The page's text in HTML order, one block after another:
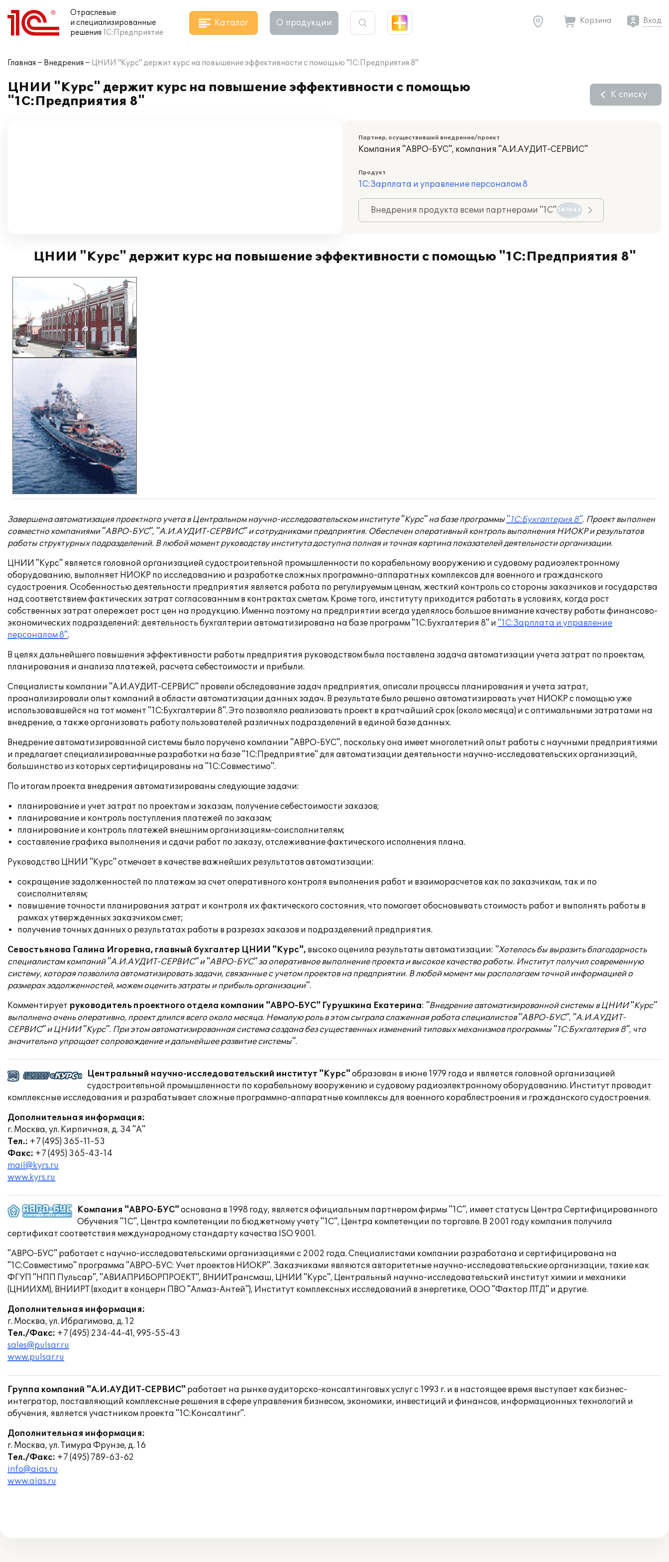
Отраслевые
и специализированные
решения 1С:Предприятие
Каталог О продукции Корзина Вход
Главная Внедрения ЦНИИ "Курс" держит курс на повышение эффективности с помощью "1С:Предприятия 8"
ЦНИИ "Курс" держит курс на повышение эффективности с помощью
"1С:Предприятия 8"
К списку
Партнер, осуществивший внедрение/проект
Компания "АВРО-БУС", компания "А.И.АУДИТ-СЕРВИС"
Продукт
1С:Зарплата и управление персоналом 8
Внедрения продукта всеми партнерами "1С" 147043
ЦНИИ "Курс" держит курс на повышение эффективности с помощью "1С:Предприятия 8"
Завершена автоматизация проектного учета в Центральном научно-исследовательском институте "Курс" на базе программы "1С:Бухгалтерия 8". Проект выполнен
совместно компаниями "АВРО-БУС", "А.И.АУДИТ-СЕРВИС" и сотрудниками предприятия. Обеспечен оперативный контроль выполнения НИОКР и результатов
работы структурных подразделений. В любой момент руководству института доступна полная и точная картина показателей деятельности организации.
ЦНИИ "Курс" является головной организацией судостроительной промышленности по корабельному вооружению и судовому радиоэлектронному
оборудованию, выполняет НИОКР по исследованию и разработке сложных программно-аппаратных комплексов для военного и гражданского
судостроения. Особенностью деятельности предприятия является работа по регулируемым ценам, жесткий контроль со стороны заказчиков и государства
над соответствием фактических затрат согласованным в контрактах сметам. Кроме того, институту приходится работать в условиях, когда рост
собственных затрат опережает рост цен на продукцию. Именно поэтому на предприятии всегда уделялось большое внимание качеству работы финансово-
экономических подразделений: деятельность бухгалтерии автоматизирована на базе программ "1С:Бухгалтерия 8" и "1С:Зарплата и управление
персоналом 8".
В целях дальнейшего повышения эффективности работы предприятия руководством была поставлена задача автоматизации учета затрат по проектам,
планирования и анализа платежей, расчета себестоимости и прибыли.
Специалисты компании "А.И.АУДИТ-СЕРВИС" провели обследование задач предприятия, описали процессы планирования и учета затрат,
проанализировали опыт компаний в области автоматизации данных задач. В результате было решено автоматизировать учет НИОКР с помощью уже
использовавшейся на тот момент "1С:Бухгалтерии 8". Это позволяло реализовать проект в кратчайший срок (около месяца) и с оптимальными затратами на
внедрение, а также организовать работу пользователей различных подразделений в единой базе данных.
Внедрение автоматизированной системы было поручено компании "АВРО-БУС", поскольку она имеет многолетний опыт работы с научными предприятиями
и предлагает специализированные разработки на базе "1С:Предприятие" для автоматизации деятельности научно-исследовательских организаций,
большинство из которых сертифицированы на "1С:Совместимо".
По итогам проекта внедрения автоматизированы следующие задачи:
планирование и учет затрат по проектам и заказам, получение себестоимости заказов;
планирование и контроль поступления платежей по заказам;
планирование и контроль платежей внешним организациям-соисполнителям;
составление графика выполнения и сдачи работ по заказу, отслеживание фактического исполнения плана.
Руководство ЦНИИ "Курс" отмечает в качестве важнейших результатов автоматизации:
сокращение задолженностей по платежам за счет оперативного контроля выполнения работ и взаиморасчетов как по заказчикам, так и по
соисполнителям;
повышение точности планирования затрат и контроля их фактического состояния, что помогает обосновывать стоимость работ и выполнять работы в
рамках утвержденных заказчиком смет;
получение точных данных о результатах работы в разрезах заказов и подразделений предприятия.
Севостьянова Галина Игоревна, главный бухгалтер ЦНИИ "Курс", высоко оценила результаты автоматизации: "Хотелось бы выразить благодарность
специалистам компаний "А.И.АУДИТ-СЕРВИС" и "АВРО-БУС" за оперативное выполнение проекта и высокое качество работы. Институт получил современную
систему, которая позволила автоматизировать задачи, связанные с учетом проектов на предприятии. В любой момент мы располагаем точной информацией о
размерах задолженностей, можем оценить затраты и прибыль организации".
Комментирует руководитель проектного отдела компании "АВРО-БУС" Гурушкина Екатерина: "Внедрение автоматизированной системы в ЦНИИ "Курс"
выполнено очень оперативно, проект длился всего около месяца. Немалую роль в этом сыграла слаженная работа специалистов "АВРО-БУС", "А.И.АУДИТ-
СЕРВИС" и ЦНИИ "Курс". При этом автоматизированная система создана без существенных изменений типовых механизмов программы "1С:Бухгалтерия 8", что
значительно упрощает сопровождение и дальнейшее развитие системы".
Центральный научно-исследовательский институт "Курс" образован в июне 1979 года и является головной организацией
судостроительной промышленности по корабельному вооружению и судовому радиоэлектронному оборудованию. Институт проводит
комплексные исследования и разрабатывает сложные программно-аппаратные комплексы для военного кораблестроения и гражданского судостроения.
Дополнительная информация:
г. Москва, ул. Кирпичная, д. 34 "А"
Тел.: +7 (495) 365-11-53
Факс: +7 (495) 365-43-14
mail@kyrs.ru
www.kyrs.ru
Компания "АВРО-БУС" основана в 1998 году, является официальным партнером фирмы "1С", имеет статусы Центра Сертифицированного
Обучения "1С", Центра компетенции по бюджетному учету "1С", Центра компетенции по торговле. В 2001 году компания получила
сертификат соответствия международному стандарту качества ISO 9001.
"АВРО-БУС" работает с научно-исследовательскими организациями с 2002 года. Специалистами компании разработана и сертифицирована на
"1С:Совместимо" программа "АВРО-БУС: Учет проектов НИОКР". Заказчиками являются авторитетные научно-исследовательские организации, такие как
ФГУП "НПП Пульсар", "АВИАПРИБОРПРОЕКТ", ВНИИТрансмаш, ЦНИИ "Курс", Центральный научно-исследовательский институт химии и механики
(ЦНИИХМ), ВНИИРТ (входит в концерн ПВО "Алмаз-Антей"), Институт комплексных исследований в энергетике, ООО "Фактор ЛТД" и другие.
Дополнительная информация:
г. Москва, ул. Ибрагимова, д. 12
Тел./Факс: +7 (495) 234-44-41, 995-55-43
sales@pulsar.ru
www.pulsar.ru
Группа компаний "А.И.АУДИТ-СЕРВИС" работает на рынке аудиторско-консалтинговых услуг с 1993 г. и в настоящее время выступает как бизнес-
интегратор, поставляющий комплексные решения в сфере управления бизнесом, экономики, инвестиций и финансов, информационных технологий и
обучения, является участником проекта "1С:Консалтинг".
Дополнительная информация:
г. Москва, ул. Тимура Фрунзе, д. 16
Тел./Факс: +7 (495) 789-63-62
info@aias.ru
www.aias.ru